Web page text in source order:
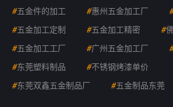
#五金件的加工 #惠州五金加工厂
#五金加工定制 #五金加工精密 #
#五金加工工厂 #广州五金加工厂
#东莞塑料制品 #不锈钢烤漆单价
#东莞双鑫五金制品厂 #五金制品东莞